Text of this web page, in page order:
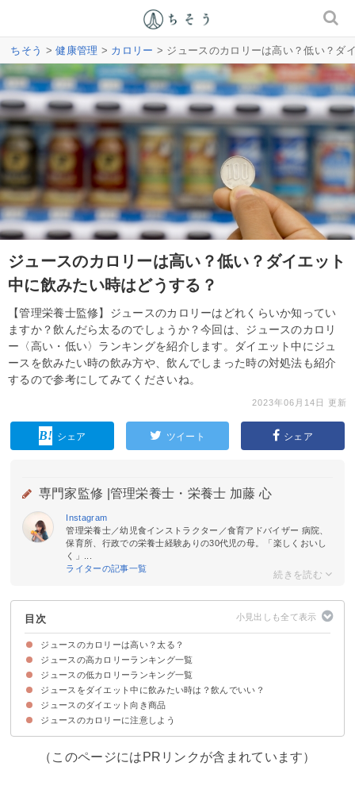
ちそう >健康管理 > カロリー > ジュースのカロリーは高い？低い？ダ
ジュースのカロリーは高い？低い？ダイエット
中に飲みたい時はどうする？
【管理栄養士監修】ジュースのカロリーはどれくらいか知ってい
ますか？飲んだら太るのでしょうか？今回は、ジュースのカロリ
ー〈高い・低い〉ランキングを紹介します。ダイエット中にジュ
ースを飲みたい時の飲み方や、飲んでしまった時の対処法も紹介
するので参考にしてみてくださいね。
2023年06月14日 更新
シェア ツイート シェア
専門家監修 | 管理栄養士・栄養士 加藤 心
Instagram
管理栄養士／幼児食インストラクター／食育アドバイザー 病院、
保育所、行政での栄養士経験ありの30代児の母。「楽しくおいし
く」...
ライターの記事一覧
目次
ジュースのカロリーは高い？太る？
ジュースの高カロリーランキング一覧
ジュースの低カロリーランキング一覧
ジュースをダイエット中に飲みたい時は？飲んでいい？
①カロリーゼロのジュースにする
②空腹状態で飲まない
飲んでしまった時は運動してカロリーを消費するのがおすすめ
ジュースのダイエット向き商品
①カゴメ 糖質オフ 野菜ジュース（83円）
②野菜生活100 Smoothie グリーンスムージーMix（127円）
③プルーンFe 1日分の鉄分 のむヨーグルト（113円）
ジュースのカロリーに注意しよう
（このページにはPRリンクが含まれています）